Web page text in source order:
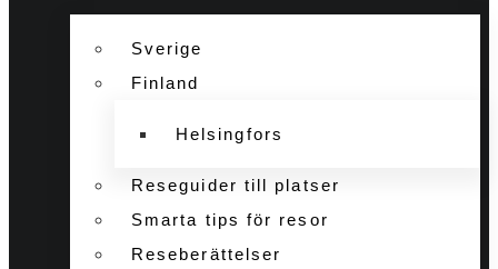
Sverige
Finland
Helsingfors
Reseguider till platser
Smarta tips för resor
Reseberättelser